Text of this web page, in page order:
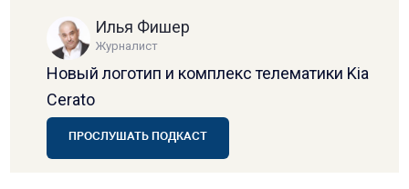
Илья Фишер
Журналист
Новый логотип и комплекс телематики Kia
Cerato
ПРОСЛУШАТЬ ПОДКАСТ